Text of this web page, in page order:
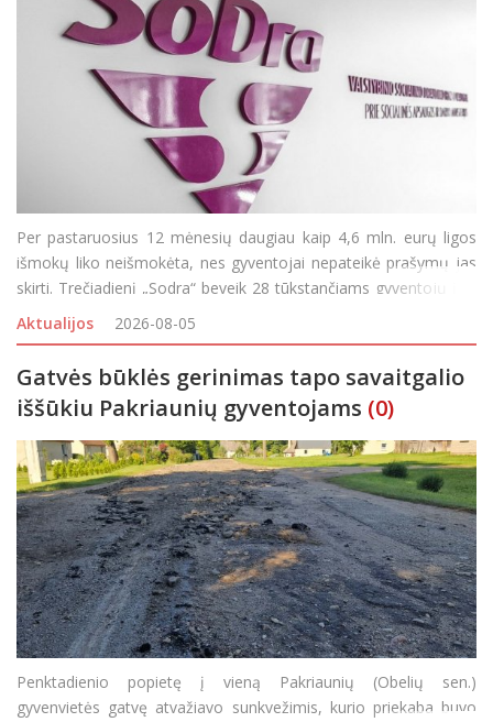
Per pastaruosius 12 mėnesių daugiau kaip 4,6 mln. eurų ligos
išmokų liko neišmokėta, nes gyventojai nepateikė prašymų jas
skirti. Trečiadienį „Sodra“ beveik 28 tūkstančiams gyventojų į jų
asmenines paskyras ir elektroniniu paštu išsiuntė priminimus, kvi
Aktualijos 2026-08-05
Gatvės būklės gerinimas tapo savaitgalio
iššūkiu Pakriaunių gyventojams (0)
Penktadienio popietę į vieną Pakriaunių (Obelių sen.)
gyvenvietės gatvę atvažiavo sunkvežimis, kurio priekaba buvo